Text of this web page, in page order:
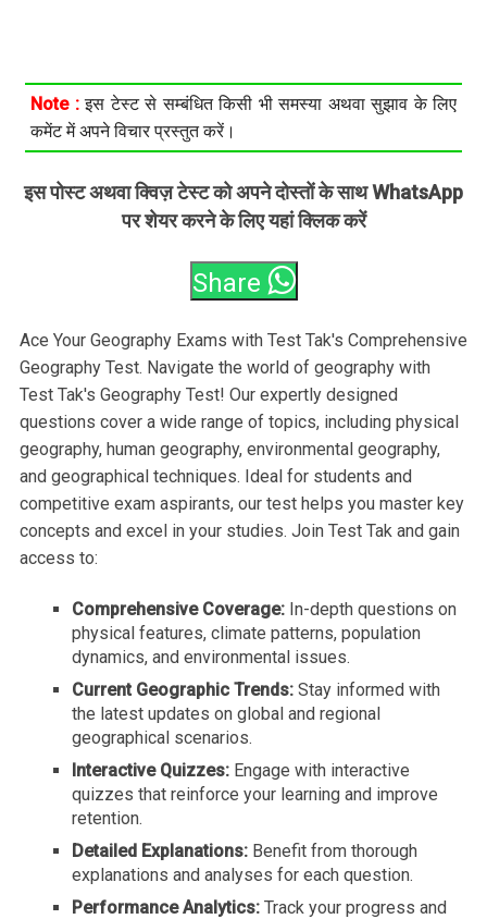
Note :इस टेस्ट से सम्बंधित किसी भी समस्या अथवा सुझाव के लिए
कमेंट में अपने विचार प्रस्तुत करें।
इस पोस्ट अथवा क्विज़ टेस्ट को अपने दोस्तों के साथ WhatsApp
पर शेयर करने के लिए यहां क्लिक करें
Share
Ace Your Geography Exams with Test Tak's Comprehensive
Geography Test. Navigate the world of geography with
Test Tak's Geography Test! Our expertly designed
questions cover a wide range of topics, including physical
geography, human geography, environmental geography,
and geographical techniques. Ideal for students and
competitive exam aspirants, our test helps you master key
concepts and excel in your studies. Join Test Tak and gain
access to:
Comprehensive Coverage: In-depth questions on
physical features, climate patterns, population
dynamics, and environmental issues.
Current Geographic Trends: Stay informed with
the latest updates on global and regional
geographical scenarios.
Interactive Quizzes: Engage with interactive
quizzes that reinforce your learning and improve
retention.
Detailed Explanations: Benefit from thorough
explanations and analyses for each question.
Performance Analytics: Track your progress and